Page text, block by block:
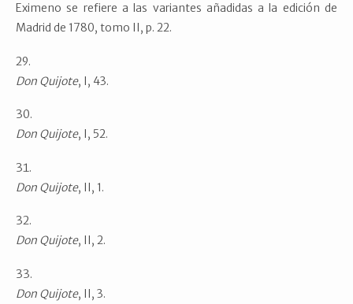
Eximeno se refiere a las variantes añadidas a la edición de
Madrid de 1780, tomo II, p. 22.
Don Quijote, I, 43.
Don Quijote, I, 52.
Don Quijote, II, 1.
Don Quijote, II, 2.
Don Quijote, II, 3.